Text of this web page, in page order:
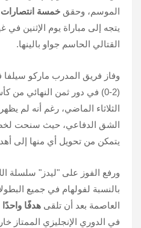
الموسم، وحقق خمسة انتصارات
يتجه إلى مباراة يوم الإثنين
القتالي الحاسم جواو بالينها.
وفاز فريق المدرب ماركو سيلفا
(2-0) في دور ثمن النهائي من
الثلاثاء الماضي، رغم أنه لم
الشق الدفاعي، حيث سنحت
يتمكن من تحويل أي منها إلى
ورفع الفوز على "ليدز" سلسلة
بالنسبة لفولهام في جميع
العاصمة بعد أن تلقى هدفًا واحدًا
في الدوري الإنجليزي الممتاز